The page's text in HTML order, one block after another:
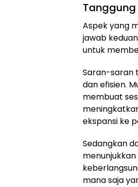
Aspek yang
jawab
untuk
Saran-saran
dan efisien.
membuat
ekspansi ke
Sedangkan
mana saja